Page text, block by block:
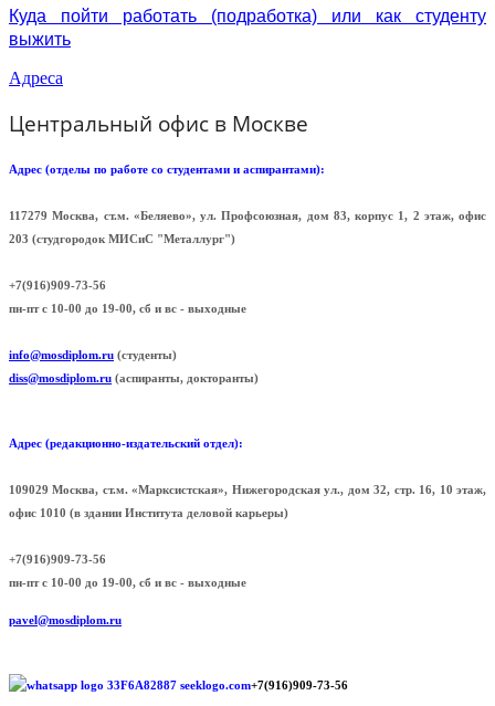
Куда пойти работать (подработка) или как студенту
выжить
Адреса
Центральный офис в Москве
Адрес (отделы по работе со студентами и аспирантами):
117279 Москва, ст.м. «Беляево», ул. Профсоюзная, дом 83, корпус 1, 2 этаж, офис
203 (cтудгородок МИСиС "Металлург")
+7(916)909-73-56
пн-пт с 10-00 до 19-00, сб и вс - выходные
info@mosdiplom.ru (студенты)
diss@mosdiplom.ru (аспиранты, докторанты)
Адрес (редакционно-издательский отдел):
109029 Москва, ст.м. «Марксистская», Нижегородская ул., дом 32, стр. 16, 10 этаж,
офис 1010 (в здании Института деловой карьеры)
+7(916)909-73-56
пн-пт с 10-00 до 19-00, сб и вс - выходные
pavel@mosdiplom.ru
+7(916)909-73-56